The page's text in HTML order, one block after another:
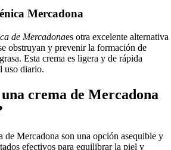
Mercadona
de Mercadonaes otra excelente alternativa
obstruyan y prevenir la formación de
Esta crema es ligera y de rápida
uso diario.
crema de Mercadona
de Mercadona son una opción asequible y
efectivos para equilibrar la piel y